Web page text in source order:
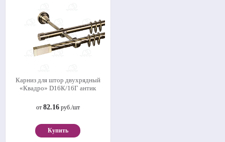
Карниз для штор двухрядный
«Квадро» D16К/16Г антик
от 82.16руб./шт
Купить